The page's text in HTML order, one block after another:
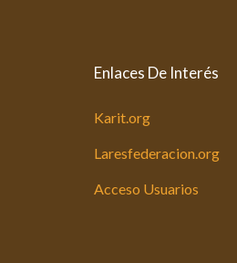
Enlaces De Interés
Karit.org
Laresfederacion.org
Acceso Usuarios